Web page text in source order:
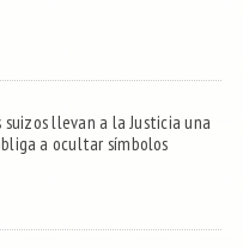
llevan a la Justicia una
a ocultar símbolos